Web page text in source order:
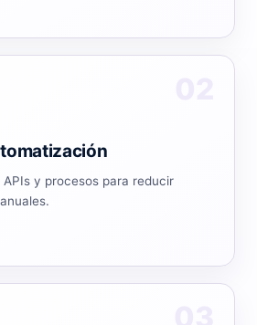
y procesos para reducir